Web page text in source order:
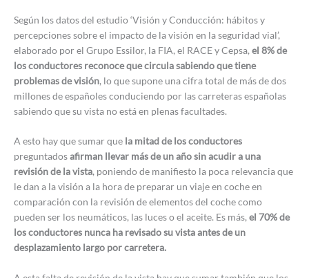
Según los datos del estudio ‘Visión y Conducción: hábitos y
percepciones sobre el impacto de la visión en la seguridad vial’,
elaborado por el Grupo Essilor, la FIA, el RACE y Cepsa, el 8% de
los conductores reconoce que circula sabiendo que tiene
problemas de visión, lo que supone una cifra total de más de dos
millones de españoles conduciendo por las carreteras españolas
sabiendo que su vista no está en plenas facultades.
A esto hay que sumar que la mitad de los conductores
preguntadosafirman llevar más de un año sin acudir a una
revisión de la vista, poniendo de manifiesto la poca relevancia que
le dan a la visión a la hora de preparar un viaje en coche en
comparación con la revisión de elementos del coche como
pueden ser los neumáticos, las luces o el aceite. Es más,el 70% de
los conductores nunca ha revisado su vista antes de un
desplazamiento largo por carretera.